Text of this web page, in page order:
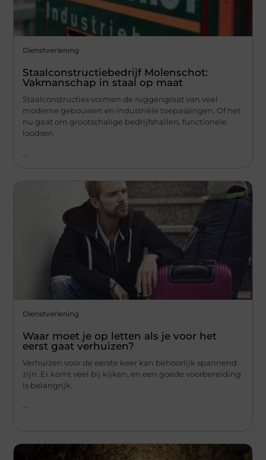
Dienstverlening
Staalconstructiebedrijf Molenschot:
Vakmanschap in staal op maat
Staalconstructies vormen de ruggengraat van veel
moderne gebouwen en industriële toepassingen. Of het
nu gaat om grootschalige bedrijfshallen, functionele
loodsen
Dienstverlening
Waar moet je op letten als je voor het
eerst gaat verhuizen?
Verhuizen voor de eerste keer kan behoorlijk spannend
zijn. Er komt veel bij kijken, en een goede voorbereiding
is belangrijk.
...